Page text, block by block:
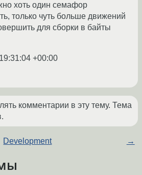
хоть один семафор
только чуть больше движений
для сборки в байты
+00:00
комментарии в эту тему. Тема
Development →